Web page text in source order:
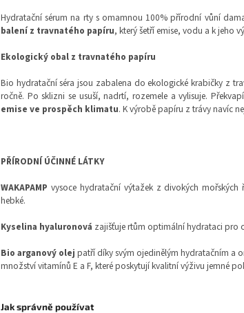
Hydratační sérum na rty s omamnou 100% přírodní vůní
balení z travnatého papíru, který šetří emise, vodu a k jeho
Ekologický obal z travnatého papíru
Bio hydratační séra jsou zabalena do ekologické krabičky z
ročně. Po sklizni se usuší, nadrtí, rozemele a vylisuje.
emise ve prospěch klimatu. K výrobě papíru z trávy navíc
PŘÍRODNÍ ÚČINNÉ LÁTKY
WAKAPAMP vysoce hydratační výtažek z divokých
hebké.
Kyselina hyaluronová zajišťuje rtům optimální hydrataci pro
Bio arganový olej patří díky svým ojedinělým hydratačním a
množství vitamínů E a F, které poskytují kvalitní výživu jemné
Jak správně používat